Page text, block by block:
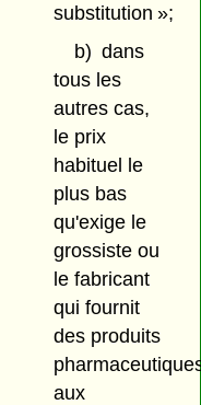
substitution »;
b) dans
tous les
autres cas,
le prix
habituel le
plus bas
qu'exige le
grossiste ou
le fabricant
qui fournit
des produits
aux